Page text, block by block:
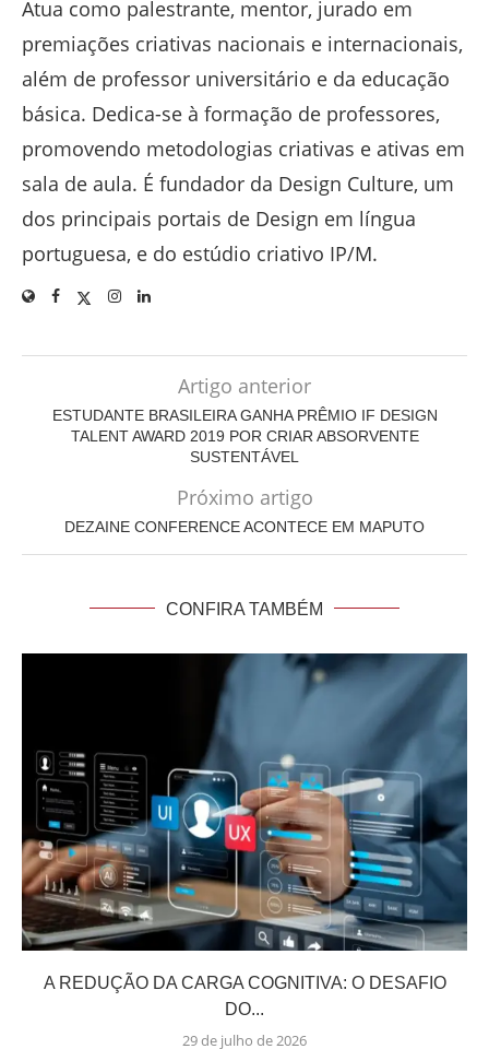
Atua como palestrante, mentor, jurado em
premiações criativas nacionais e internacionais,
além de professor universitário e da educação
básica. Dedica-se à formação de professores,
promovendo metodologias criativas e ativas em
sala de aula. É fundador da Design Culture, um
dos principais portais de Design em língua
portuguesa, e do estúdio criativo IP/M.
Artigo anterior
ESTUDANTE BRASILEIRA GANHA PRÊMIO IF DESIGN
TALENT AWARD 2019 POR CRIAR ABSORVENTE
SUSTENTÁVEL
Próximo artigo
DEZAINE CONFERENCE ACONTECE EM MAPUTO
CONFIRA TAMBÉM
A REDUÇÃO DA CARGA COGNITIVA: O DESAFIO
DO...
29 de julho de 2026